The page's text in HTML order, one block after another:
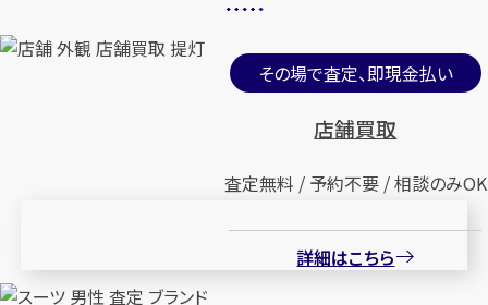
その場で査定、即現金払い
店舗買取
査定無料 / 予約不要 / 相談のみOK
詳細はこちら